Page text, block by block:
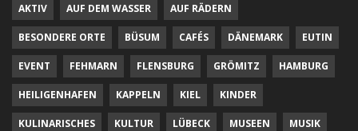
AKTIV AUF DEM WASSER AUF RÄDERN
BESONDERE ORTE BÜSUM CAFÉS DÄNEMARK EUTIN
EVENT FEHMARN FLENSBURG GRÖMITZ HAMBURG
HEILIGENHAFEN KAPPELN KIEL KINDER
KULINARISCHES KULTUR LÜBECK MUSEEN MUSIK